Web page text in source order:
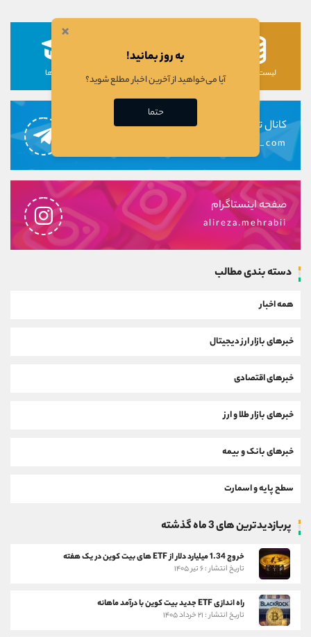
لیست رمزارزها لیست سهام ها دوره ها
کانال تلگرام
alirezamehrabi_com
صفحه اینستاگرام
alireza.mehrabii
دسته بندی مطالب
همه اخبار
خبرهای بازار ارز دیجیتال
خبرهای اقتصادی
خبرهای بازار طلا و ارز
خبرهای بانک و بیمه
سطح پایه و اسمارت
پربازدیدترین های 3 ماه گذشته
خروج 1.34 میلیارد دلار از ETF های بیت کوین در یک هفته
تاریخ انتشار : ۶ تیر ۱۴۰۵
راه اندازی ETF جدید بیت کوین با درآمد ماهانه
تاریخ انتشار : ۲۱ خرداد ۱۴۰۵
×
به روز بمانید!
آیا می‌خواهید از آخرین اخبار مطلع شوید؟
حتما